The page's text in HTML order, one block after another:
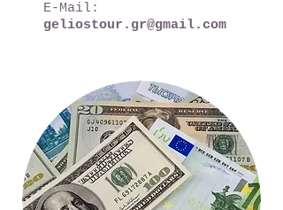
E-Mail:
geliostour.gr@gmail.com